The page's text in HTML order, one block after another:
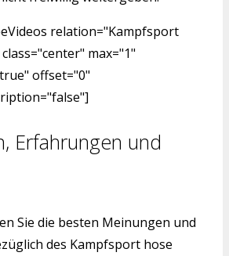
relation="Kampfsport
max="1"
offset="0"
Erfahrungen und
Sie die besten Meinungen und
des Kampfsport hose